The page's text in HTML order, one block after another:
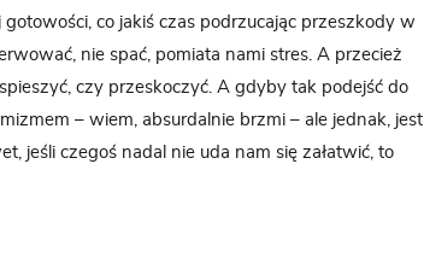
co jakiś czas podrzucając przeszkody w
nie spać, pomiata nami stres. A przecież
czy przeskoczyć. A gdyby tak podejść do
– wiem, absurdalnie brzmi – ale jednak, jest
jeśli czegoś nadal nie uda nam się załatwić, to